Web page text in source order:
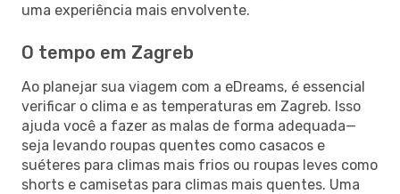
uma experiência mais envolvente.
O tempo em Zagreb
Ao planejar sua viagem com a eDreams, é essencial
verificar o clima e as temperaturas em Zagreb. Isso
ajuda você a fazer as malas de forma adequada—
seja levando roupas quentes como casacos e
suéteres para climas mais frios ou roupas leves como
shorts e camisetas para climas mais quentes. Uma